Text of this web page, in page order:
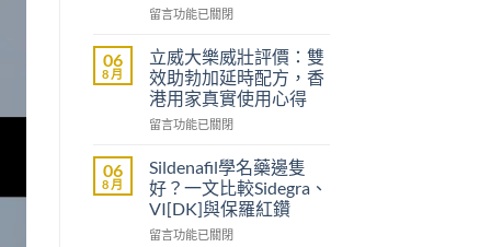
在
有
醫
生
紙
可
買
到
威
而
鋼
留言功能已關閉
06
8 月
立威大樂威壯評價：雙
效助勃加延時配方，香
港用家真實使用心得
在
威
大
樂
威
壯
留言功能已關閉
06
8 月
Sildenafil學名藥邊隻
好？一文比較Sidegra、
VI[DK]與保羅紅鑽
在
留言功能已關閉